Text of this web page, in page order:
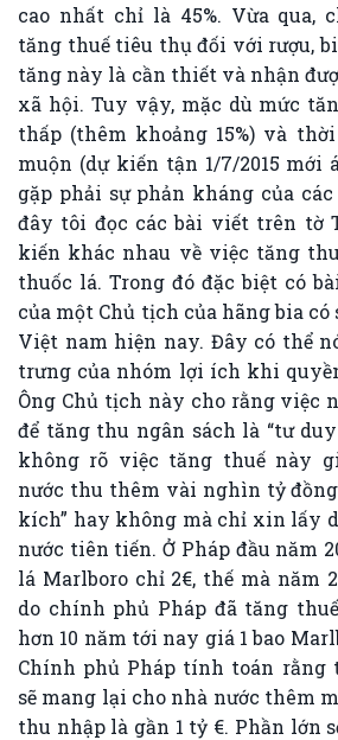
cao nhất chỉ là 45%. Vừa qua,
tăng thuế tiêu thụ đối với rượu,
tăng này là cần thiết và nhận
xã hội. Tuy vậy, mặc dù mức
thấp (thêm khoảng 15%) và
muộn (dự kiến tận 1/7/2015 mới
gặp phải sự phản kháng của
đây tôi đọc các bài viết trên tờ
kiến khác nhau về việc tăng
thuốc lá. Trong đó đặc biệt có
của một Chủ tịch của hãng bia
Việt nam hiện nay. Đây có thể
trưng của nhóm lợi ích khi
Ông Chủ tịch này cho rằng việc
để tăng thu ngân sách là “tư
không rõ việc tăng thuế này
nước thu thêm vài nghìn tỷ đồng
kích” hay không mà chỉ xin lấy
nước tiên tiến. Ở Pháp đầu năm
lá Marlboro chỉ 2€, thế mà năm
do chính phủ Pháp đã tăng
hơn 10 năm tới nay giá 1 bao
Chính phủ Pháp tính toán rằng
sẽ mang lại cho nhà nước thêm
thu nhập là gần 1 tỷ €. Phần lớn